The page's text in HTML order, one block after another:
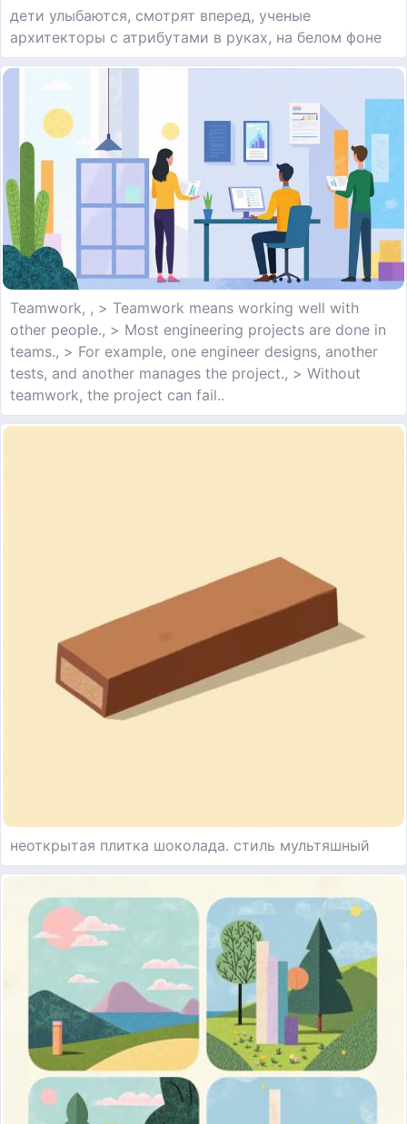
дети улыбаются, смотрят вперед, ученые
архитекторы с атрибутами в руках, на белом фоне
Teamwork, , > Teamwork means working well with
other people., > Most engineering projects are done in
teams., > For example, one engineer designs, another
tests, and another manages the project., > Without
teamwork, the project can fail..
неоткрытая плитка шоколада. стиль мультяшный